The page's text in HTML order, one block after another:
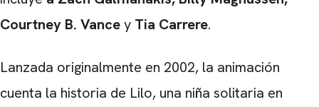
Courtney B. Vancey Tia Carrere.
Lanzada originalmente en 2002, la animación
cuenta la historia de Lilo, una niña solitaria en